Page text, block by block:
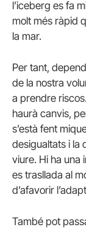
l’iceberg es fa
molt més ràpid
la mar.
Per tant,
de la nostra
a prendre
haurà canvis,
s’està fent
desigualtats i la
viure. Hi ha una
es trasllada al
d’afavorir
També pot